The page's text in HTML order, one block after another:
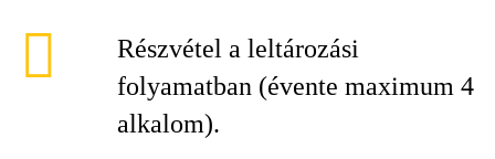
Részvétel a leltározási
folyamatban (évente maximum 4
alkalom).